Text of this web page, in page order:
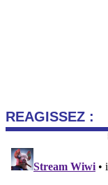
REAGISSEZ :